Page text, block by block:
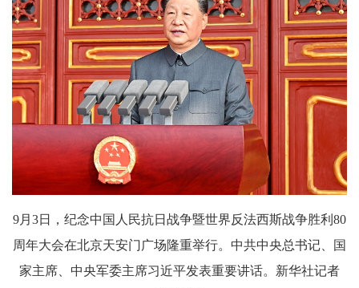
9月3日，纪念中国人民抗日战争暨世界反法西斯战争胜利80
周年大会在北京天安门广场隆重举行。中共中央总书记、国
家主席、中央军委主席习近平发表重要讲话。新华社记者